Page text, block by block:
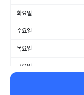
화요일
수요일
목요일
금요일